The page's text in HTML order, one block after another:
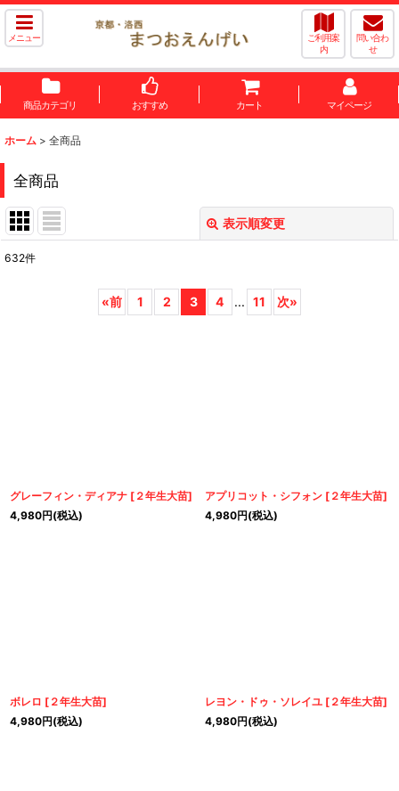
メニュー
ご利用案
内
問い合わ
せ
商品カテゴリ おすすめ カート マイページ
ホーム > 全商品
全商品
表示順変更
632件
«前 1 2 3 4 ... 11 次»
グレーフィン・ディアナ [ ２年生大苗]
4,980円(税込)
アプリコット・シフォン [ ２年生大苗]
4,980円(税込)
ボレロ [ ２年生大苗]
4,980円(税込)
レヨン・ドゥ・ソレイユ [ ２年生大苗]
4,980円(税込)